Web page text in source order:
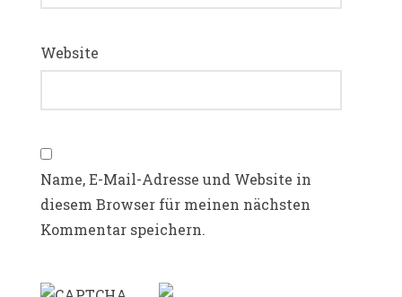
Website
Name, E-Mail-Adresse und Website in
diesem Browser für meinen nächsten
Kommentar speichern.